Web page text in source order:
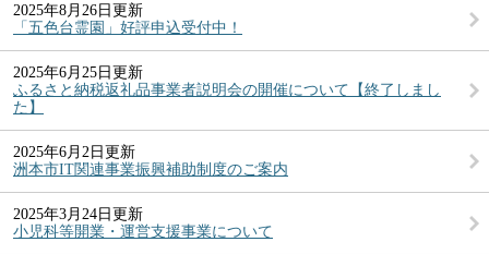
2025年8月26日更新
「五色台霊園」好評申込受付中！
2025年6月25日更新
ふるさと納税返礼品事業者説明会の開催について【終了しまし
た】
2025年6月2日更新
洲本市IT関連事業振興補助制度のご案内
2025年3月24日更新
小児科等開業・運営支援事業について